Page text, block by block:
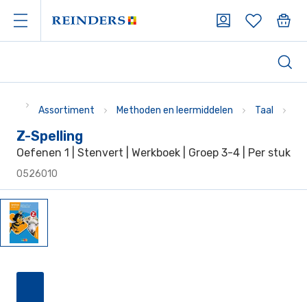
Assortiment Methoden en leermiddelen Taal
Z-Spelling
Oefenen 1 | Stenvert | Werkboek | Groep 3-4 | Per stuk
0526010